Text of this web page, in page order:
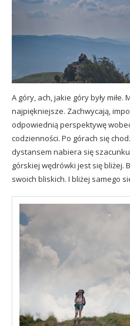
A góry, ach, jakie góry były
najpiękniejsze. Zachwycają,
odpowiednią perspektywę
codzienności. Po górach się
dystansem nabiera się
górskiej wędrówki jest się bliżej.
swoich bliskich. I bliżej samego